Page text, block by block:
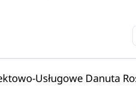
Usługowe Danuta